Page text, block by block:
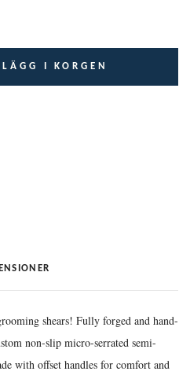
LÄGG I KORGEN
shears! Fully forged and hand-
non-slip micro-serrated semi-
with offset handles for comfort and